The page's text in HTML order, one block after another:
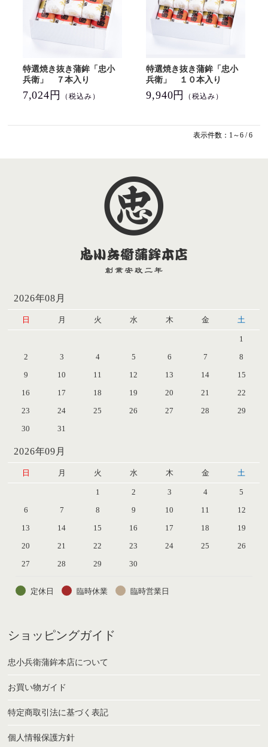
特選焼き抜き蒲鉾「忠小
兵衛」 ７本入り
7,024円 （税込み）
特選焼き抜き蒲鉾「忠小
兵衛」 １０本入り
9,940円 （税込み）
表示件数：1～6 / 6
2026年08月
日 月 火 水 木 金 土
1
2
3 4 5 6 7
8
9
10 11 12 13 14
15
16
17 18 19 20 21
22
23
24 25 26 27 28
29
30
31
2026年09月
日 月 火 水 木 金 土
1 2 3 4
5
6
7 8 9 10 11
12
13
14 15 16 17 18
19
20
21 22 23 24 25
26
27
28 29 30
定休日 臨時休業 臨時営業日
ショッピングガイド
忠小兵衛蒲鉾本店について
お買い物ガイド
特定商取引法に基づく表記
個人情報保護方針